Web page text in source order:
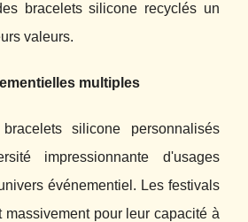
bracelets silicone recyclés un
valeurs.
multiples
silicone personnalisés
impressionnante d'usages
événementiel. Les festivals
massivement pour leur capacité à